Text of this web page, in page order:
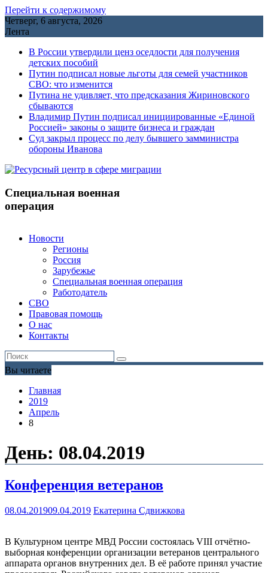
Перейти к содержимому
Четверг, 6 августа, 2026
Лента
В России утвердили ценз оседлости для получения
детских пособий
Путин подписал новые льготы для семей участников
СВО: что изменится
Путина не удивляет, что предсказания Жириновского
сбываются
Владимир Путин подписал инициированные «Единой
Россией» законы о защите бизнеса и граждан
Cуд закрыл процесс по делу бывшего замминистра
обороны Иванова
Специальная военная
операция
Новости
Регионы
Россия
Зарубежье
Специальная военная операция
Работодатель
СВО
Правовая помощь
О нас
Контакты
Вы читаете
Главная
2019
Апрель
8
День: 08.04.2019
Конференция ветеранов
08.04.201909.04.2019 Екатерина Сдвижкова
В Культурном центре МВД России состоялась VIII отчётно-
выборная конференции организации ветеранов центрального
аппарата органов внутренних дел. В её работе принял участие